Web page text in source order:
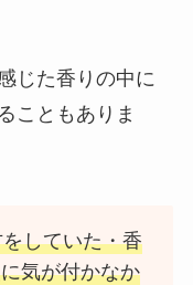
じた香りの中に
こともありま
していた・香
気が付かなか